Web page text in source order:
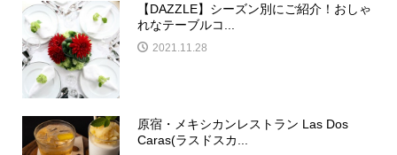
【DAZZLE】シーズン別にご紹介！おしゃ
れなテーブルコ...
2021.11.28
原宿・メキシカンレストラン Las Dos
Caras(ラスドスカ...